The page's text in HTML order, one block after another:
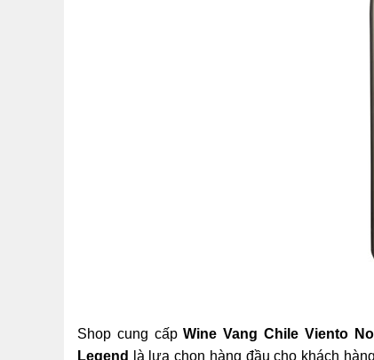
Shop cung cấpWine Vang Chile Viento
Legend
là lựa chọn hàng đầu cho khách